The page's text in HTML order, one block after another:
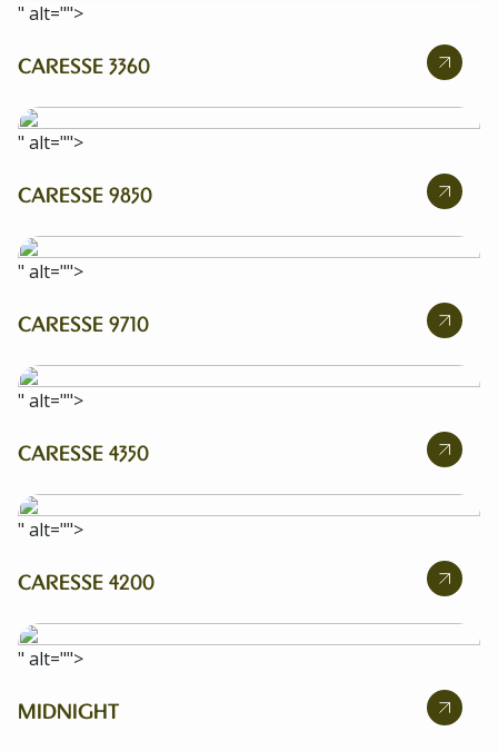
" alt="">
CARESSE 3360
" alt="">
CARESSE 9850
" alt="">
CARESSE 9710
" alt="">
CARESSE 4350
" alt="">
CARESSE 4200
" alt="">
MIDNIGHT